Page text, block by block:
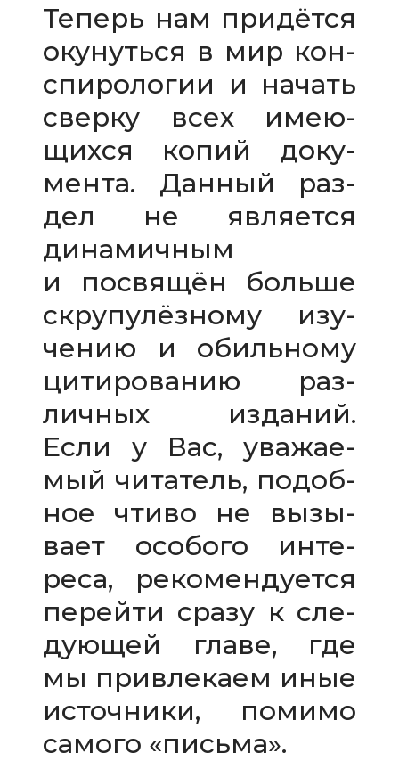
Теперь нам при­дётся
оку­нуться в мир кон­
спи­ро­ло­гии и начать
сверку всех име­ю­
щихся копий доку­
мента. Данный раз­
дел не явля­ется
дина­мич­ным
и посвя­щён больше
скру­пу­лёз­ному изу­
че­нию и обиль­ному
цити­ро­ва­нию раз­
лич­ных изда­ний.
Если у Вас, ува­жа­е­
мый чита­тель, подоб­
ное чтиво не вызы­
вает осо­бого инте­
реса, реко­мен­ду­ется
перейти сразу к сле­
ду­ю­щей главе, где
мы при­вле­каем иные
источ­ники, помимо
самого «письма».